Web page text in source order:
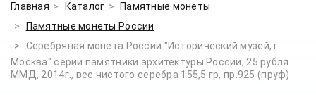
Главная Каталог
Памятные монеты
Памятные монеты России
Серебряная монета России "Исторический музей, г.
Москва" серии памятники архитектуры России, 25 рубля
ММД, 2014г., вес чистого серебра 155,5 гр, пр.925 (пруф)